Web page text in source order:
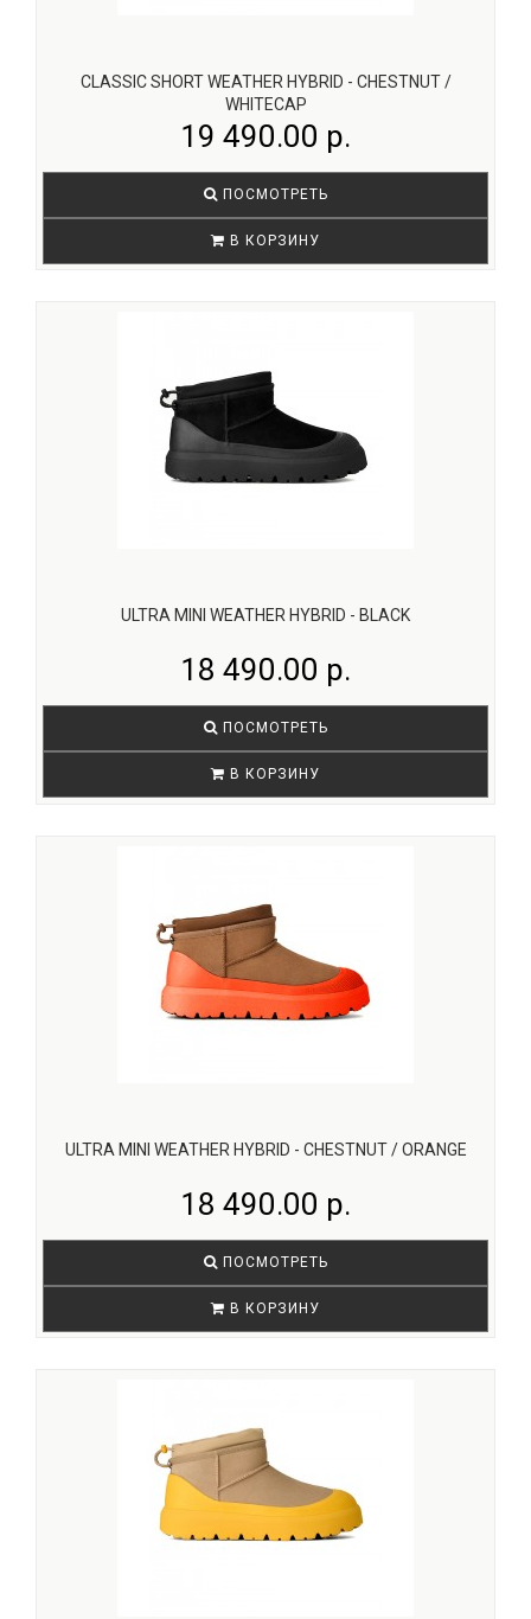
CLASSIC SHORT WEATHER HYBRID - CHESTNUT /
WHITECAP
19 490.00 р.
ПОСМОТРЕТЬ
В КОРЗИНУ
ULTRA MINI WEATHER HYBRID - BLACK
18 490.00 р.
ПОСМОТРЕТЬ
В КОРЗИНУ
ULTRA MINI WEATHER HYBRID - CHESTNUT / ORANGE
18 490.00 р.
ПОСМОТРЕТЬ
В КОРЗИНУ